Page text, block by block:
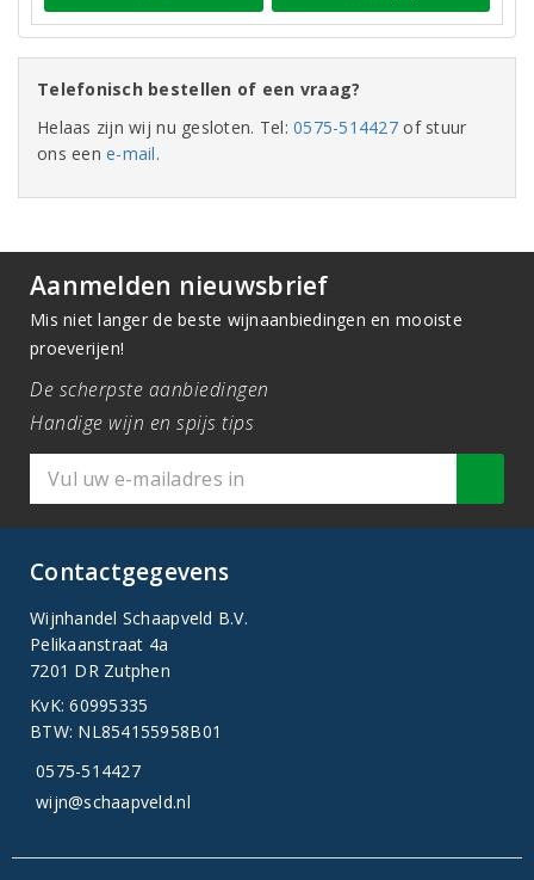
Telefonisch bestellen of een vraag?
Helaas zijn wij nu gesloten. Tel:0575-514427 of stuur
ons eene-mail.
Aanmelden nieuwsbrief
Mis niet langer de beste wijnaanbiedingen en mooiste
proeverijen!
De scherpste aanbiedingen
Handige wijn en spijs tips
Contactgegevens
Wijnhandel Schaapveld B.V.
Pelikaanstraat 4a
7201 DR Zutphen
KvK: 60995335
BTW: NL854155958B01
0575-514427
wijn@schaapveld.nl